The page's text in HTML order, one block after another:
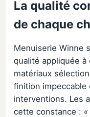
La qualité
de chaque
Menuiserie Winne
qualité appliquée à
matériaux
finition impeccable
interventions. Les
cette constance :